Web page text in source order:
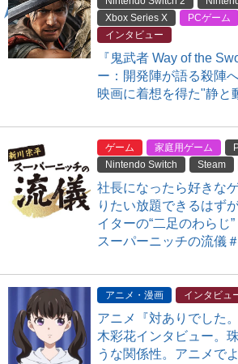
Xbox Series X
PCゲーム
インタビュー
『鬼武者 Way of the
ー：開発陣が語る殺陣
映画に着想を得た"静と
ゲーム 家庭用ゲーム
Nintendo Switch
Steam
社長になったら好きな
りたい放題できるはず
イターの“二足のわらじ
スーパーニッチの流儀＃
アニメ・漫画 インタビュ
アニメ『対ありでした
木彩花インタビュー。
うな関係性。アニメで